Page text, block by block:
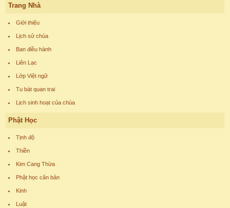
Trang Nhà
Giới thiệu
Lịch sử chùa
Ban điều hành
Liên Lạc
Lớp Việt ngữ
Tu bát quan trai
Lịch sinh hoạt của chùa
Phật Học
Tịnh độ
Thiền
Kim Cang Thừa
Phật học căn bản
Kinh
Luật